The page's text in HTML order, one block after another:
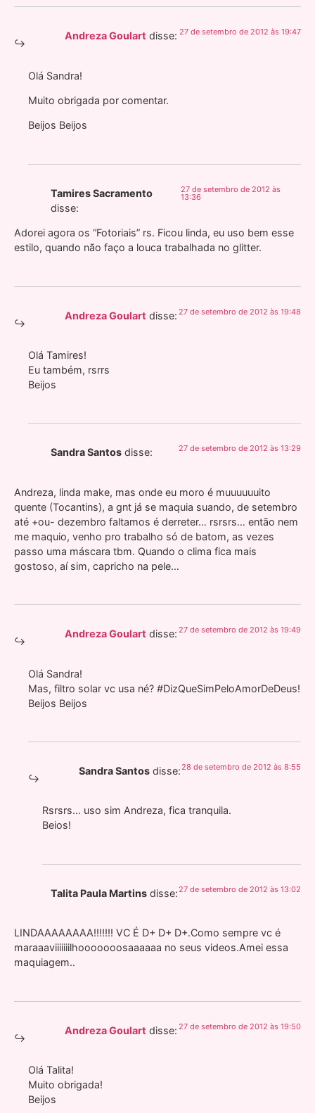
Andreza Goulart disse: 27 de setembro de 2012 às 19:47
Olá Sandra!
Muito obrigada por comentar.
Beijos Beijos
Tamires Sacramento
disse:
27 de setembro de 2012 às
13:36
Adorei agora os “Fotoriais” rs. Ficou linda, eu uso bem esse
estilo, quando não faço a louca trabalhada no glitter.
Andreza Goulart disse: 27 de setembro de 2012 às 19:48
Olá Tamires!
Eu também, rsrrs
Beijos
Sandra Santos disse: 27 de setembro de 2012 às 13:29
Andreza, linda make, mas onde eu moro é muuuuuuito
quente (Tocantins), a gnt já se maquia suando, de setembro
até +ou- dezembro faltamos é derreter… rsrsrs… então nem
me maquio, venho pro trabalho só de batom, as vezes
passo uma máscara tbm. Quando o clima fica mais
gostoso, aí sim, capricho na pele…
Andreza Goulart disse: 27 de setembro de 2012 às 19:49
Olá Sandra!
Mas, filtro solar vc usa né? #DizQueSimPeloAmorDeDeus!
Beijos Beijos
Sandra Santos disse:28 de setembro de 2012 às 8:55
Rsrsrs… uso sim Andreza, fica tranquila.
Beios!
Talita Paula Martins disse: 27 de setembro de 2012 às 13:02
LINDAAAAAAAA!!!!!!! VC É D+ D+ D+.Como sempre vc é
maraaaviiiiiiilhooooooosaaaaaa no seus videos.Amei essa
maquiagem..
Andreza Goulart disse: 27 de setembro de 2012 às 19:50
Olá Talita!
Muito obrigada!
Beijos